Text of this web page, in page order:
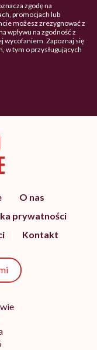
zgodę na
promocjach lub
możesz zrezygnować z
wpływu na zgodność z
wycofaniem. Zapoznaj się
w tym o przysługujących
O nas
prywatności
Kontakt